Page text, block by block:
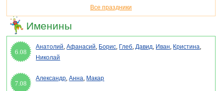
Все праздники
Именины
6.08
Анатолий,Афанасий, Борис, Глеб,Давид, Иван, Кристина,
Николай
7.08
Александр,Анна, Макар